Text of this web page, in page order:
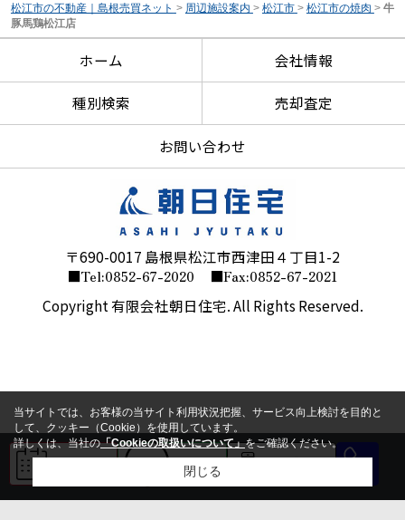
松江市の不動産｜島根売買ネット > 周辺施設案内 > 松江市 > 松江市の焼肉 > 牛
豚馬鶏松江店
来店予約 LINE 会員登録
ホーム 会社情報
種別検索 売却査定
お問い合わせ
〒690-0017 島根県松江市西津田４丁目1-2
■Tel:0852-67-2020 ■Fax:0852-67-2021
Copyright 有限会社朝日住宅. All Rights Reserved.
当サイトでは、お客様の当サイト利用状況把握、サービス向上検討を目的と
して、クッキー（Cookie）を使用しています。
詳しくは、当社の「Cookieの取扱いについて」をご確認ください。
閉じる